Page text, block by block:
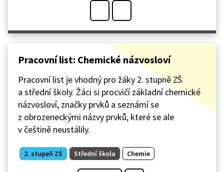
Pracovní list: Chemické názvosloví
Pracovní list je vhodný pro žáky 2. stupně ZŠ
a střední školy. Žáci si procvičí základní chemické
názvosloví, značky prvků a seznámí se
z obrozeneckými názvy prvků, které se ale
v češtině neustálily.
2. stupeň ZŠ Střední škola Chemie